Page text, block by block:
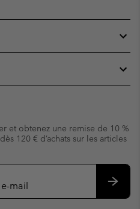
et obtenez une remise de 10 %
120 € d’achats sur les articles